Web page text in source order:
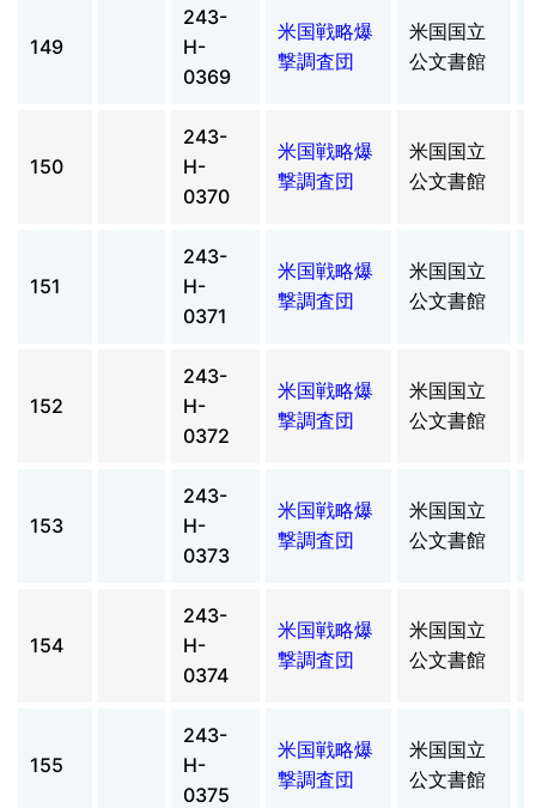
149
243-
H-
0369
米国戦略爆
撃調査団
米国国立
公文書館
150
243-
H-
0370
米国戦略爆
撃調査団
米国国立
公文書館
151
243-
H-
0371
米国戦略爆
撃調査団
米国国立
公文書館
152
243-
H-
0372
米国戦略爆
撃調査団
米国国立
公文書館
153
243-
H-
0373
米国戦略爆
撃調査団
米国国立
公文書館
154
243-
H-
0374
米国戦略爆
撃調査団
米国国立
公文書館
155
243-
H-
0375
米国戦略爆
撃調査団
米国国立
公文書館